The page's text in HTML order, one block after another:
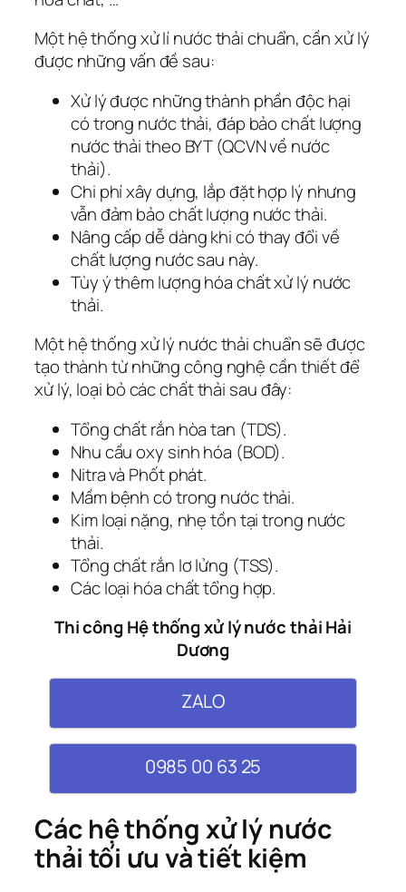
Một hệ thống xử lí nước thải chuẩn, cần xử lý
được những vấn đề sau:
Xử lý được những thành phần độc hại
có trong nước thải, đáp bảo chất lượng
nước thải theo BYT (QCVN về nước
thải).
Chi phí xây dựng, lắp đặt hợp lý nhưng
vẫn đảm bảo chất lượng nước thải.
Nâng cấp dễ dàng khi có thay đổi về
chất lượng nước sau này.
Tùy ý thêm lượng hóa chất xử lý nước
thải.
Một hệ thống xử lý nước thải chuẩn sẽ được
tạo thành từ những công nghệ cần thiết để
xử lý, loại bỏ các chất thải sau đây:
Tổng chất rắn hòa tan (TDS).
Nhu cầu oxy sinh hóa (BOD).
Nitra và Phốt phát.
Mầm bệnh có trong nước thải.
Kim loại nặng, nhẹ tồn tại trong nước
thải.
Tổng chất rắn lơ lửng (TSS).
Các loại hóa chất tổng hợp.
Thi công Hệ thống xử lý nước thải Hải
Dương
ZALO
0985 00 63 25
Các hệ thống xử lý nước
thải tối ưu và tiết kiệm